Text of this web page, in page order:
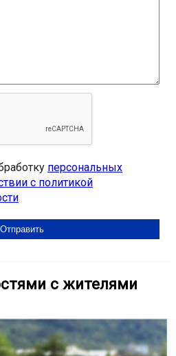
персональных
с политикой
с жителями